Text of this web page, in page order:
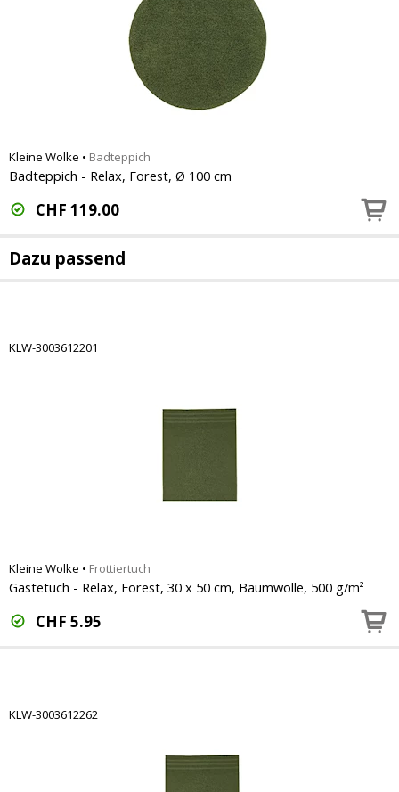
Kleine Wolke • Badteppich
Badteppich - Relax, Forest, Ø 100 cm
CHF 119.00
Dazu passend
KLW-3003612201
Kleine Wolke • Frottiertuch
Gästetuch - Relax, Forest, 30 x 50 cm, Baumwolle, 500 g/m²
CHF 5.95
KLW-3003612262